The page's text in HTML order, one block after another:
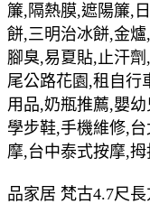
簾,隔熱膜,遮陽簾,
餅,三明治冰餅,金
腳臭,易夏貼,止汗
尾公路花園,租自行
用品,奶瓶推薦,嬰
學步鞋,手機維修,
摩,台中泰式按摩,
品家居 梵古4.7尺